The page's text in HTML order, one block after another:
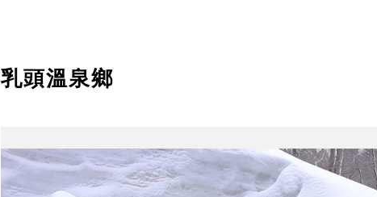
乳頭溫泉鄉